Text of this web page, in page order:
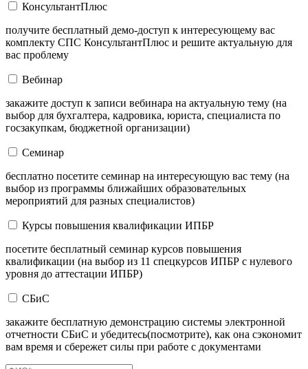
КонсультантПлюс
получите бесплатный демо-доступ к интересующему вас
комплекту СПС КонсультантПлюс и решите актуальную для
вас проблему
Вебинар
закажите доступ к записи вебинара на актуальную тему (на
выбор для бухгалтера, кадровика, юриста, специалиста по
госзакупкам, бюджетной организации)
Семинар
бесплатно посетите семинар на интересующую вас тему (на
выбор из программы ближайших образовательных
мероприятий для разных специалистов)
Курсы повышения квалификации ИПБР
посетите бесплатный семинар курсов повышения
квалификации (на выбор из 11 спецкурсов ИПБР с нулевого
уровня до аттестации ИПБР)
СБиС
закажите бесплатную демонстрацию системы электронной
отчетности СБиС и убедитесь(посмотрите), как она сэкономит
вам время и сбережет силы при работе с документами